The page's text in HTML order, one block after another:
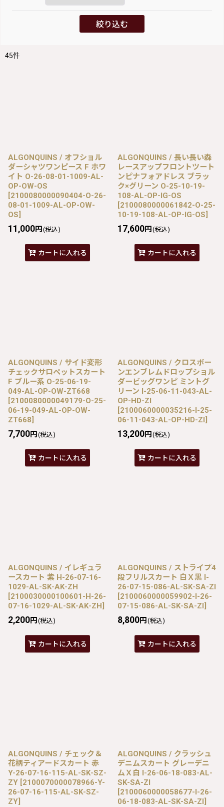
絞り込む
45件
ALGONQUINS / オフショル
ダーシャツワンピース F ホワ
イト O-26-08-01-1009-AL-
OP-OW-OS
[2100080000090404-O-26-
08-01-1009-AL-OP-OW-
OS]
11,000円 (税込)
カートに入れる
ALGONQUINS / 長い長い森
レースアップフロントツート
ンピナフォアドレス ブラッ
ク×グリーン O-25-10-19-
108-AL-OP-IG-OS
[2100080000061842-O-25-
10-19-108-AL-OP-IG-OS]
17,600円 (税込)
カートに入れる
ALGONQUINS / サイド変形
チェックサロペットスカート
F ブルー系 O-25-06-19-
049-AL-OP-OW-ZT668
[2100080000049179-O-25-
06-19-049-AL-OP-OW-
ZT668]
7,700円 (税込)
カートに入れる
ALGONQUINS / クロスボー
ンエンブレムドロップショル
ダービッグワンピ ミントグ
リーン I-25-06-11-043-AL-
OP-HD-ZI
[2100060000035216-I-25-
06-11-043-AL-OP-HD-ZI]
13,200円 (税込)
カートに入れる
ALGONQUINS / イレギュラ
ースカート 紫 H-26-07-16-
1029-AL-SK-AK-ZH
[2100030000100601-H-26-
07-16-1029-AL-SK-AK-ZH]
2,200円 (税込)
カートに入れる
ALGONQUINS / ストライプ4
段フリルスカート 白Ｘ黒 I-
26-07-15-086-AL-SK-SA-ZI
[2100060000059902-I-26-
07-15-086-AL-SK-SA-ZI]
8,800円 (税込)
カートに入れる
ALGONQUINS / チェック＆
花柄ティアードスカート 赤
Y-26-07-16-115-AL-SK-SZ-
ZY [2100070000078966-Y-
26-07-16-115-AL-SK-SZ-
ZY]
ALGONQUINS / クラッシュ
デニムスカート グレーデニ
ムＸ白 I-26-06-18-083-AL-
SK-SA-ZI
[2100060000058677-I-26-
06-18-083-AL-SK-SA-ZI]